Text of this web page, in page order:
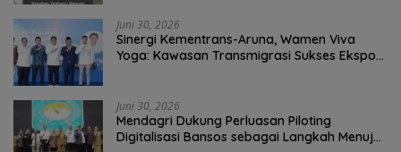
Juni 30, 2026
Sinergi Kementrans-Aruna, Wamen Viva
Yoga: Kawasan Transmigrasi Sukses Ekspor
Juni 30, 2026
Mendagri Dukung Perluasan Piloting
Digitalisasi Bansos sebagai Langkah Menuju